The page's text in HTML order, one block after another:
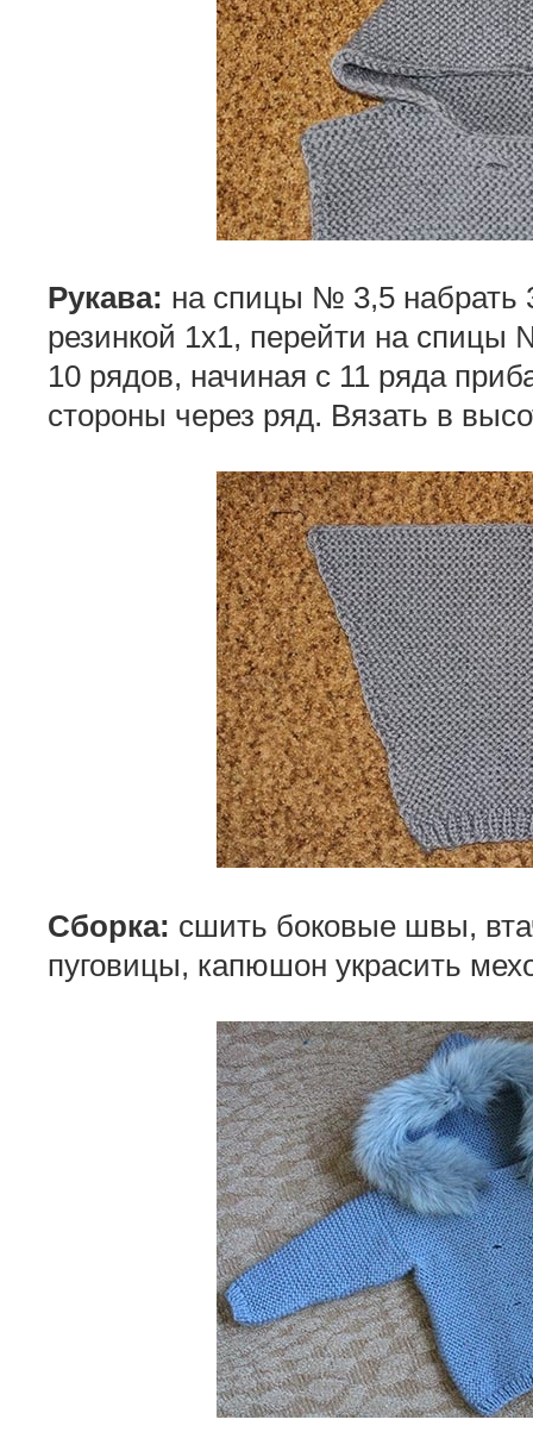
Рукава: на спицы № 3,5 набрать
резинкой 1х1, перейти на спицы
10 рядов, начиная с 11 ряда
стороны через ряд. Вязать в
Сборка: сшить боковые швы,
пуговицы, капюшон украсить